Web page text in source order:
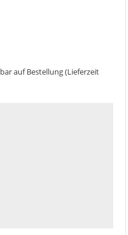
auf Bestellung (Lieferzeit